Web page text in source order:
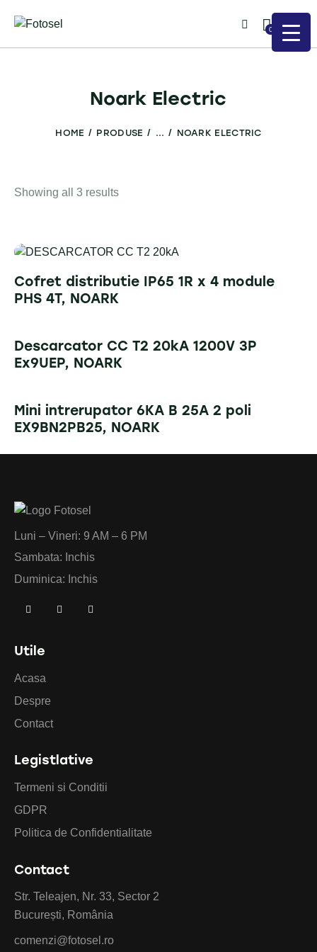
0
Noark Electric
HOME PRODUSE ... NOARK ELECTRIC
Showing all 3 results
Cofret distributie IP65 1R x 4 module
PHS 4T, NOARK
Descarcator CC T2 20kA 1200V 3P
Ex9UEP, NOARK
Mini intrerupator 6KA B 25A 2 poli
EX9BN2PB25, NOARK
Luni – Vineri: 9 AM – 6 PM
Sambata: Inchis
Duminica: Inchis
Utile
Acasa
Despre
Contact
Legistlative
Termeni si Conditii
GDPR
Politica de Confidentialitate
Contact
Str. Teleajen, Nr. 33, Sector 2
București, România
comenzi@fotosel.ro